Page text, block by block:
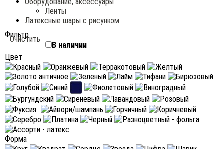
Ленты
Латексные шары с рисунком
Фильтр
Очистить
В наличии
Цвет
Форма